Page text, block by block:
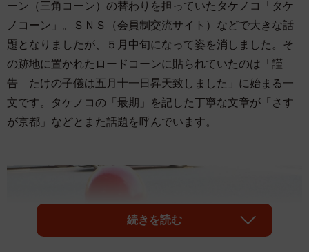
ーン（三角コーン）の替わりを担っていたタケノコ「タケ
ノコーン」。ＳＮＳ（会員制交流サイト）などで大きな話
題となりましたが、５月中旬になって姿を消しました。そ
の跡地に置かれたロードコーンに貼られていたのは「謹
告 たけの子儀は五月十一日昇天致しました」に始まる一
文です。タケノコの「最期」を記した丁寧な文章が「さす
が京都」などとまた話題を呼んでいます。
続きを読む